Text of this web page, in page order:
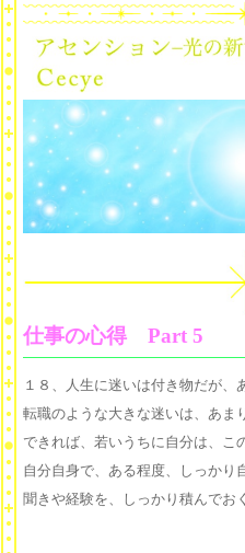
仕事の心得 Part 5
１８、人生に迷いは付き物だが、
転職のような大きな迷いは、あま
できれば、若いうちに自分は、こ
自分自身で、ある程度、しっかり
聞きや経験を、しっかり積んでお